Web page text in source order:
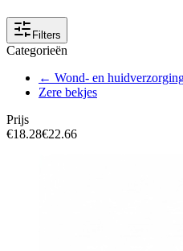
Filters
Categorieën
← Wond- en
Zere bekjes
Prijs
€18.28€22.66